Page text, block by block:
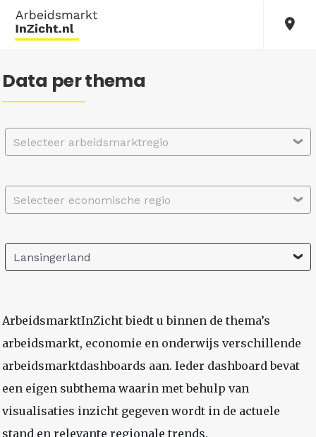
Data per thema
Selecteer arbeidsmarktregio
Selecteer economische regio
Lansingerland
ArbeidsmarktInZicht biedt u binnen de thema’s
arbeidsmarkt, economie en onderwijs verschillende
arbeidsmarktdashboards aan. Ieder dashboard bevat
een eigen subthema waarin met behulp van
visualisaties inzicht gegeven wordt in de actuele
stand en relevante regionale trends.